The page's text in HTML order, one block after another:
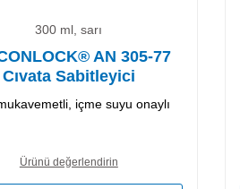
300 ml, sarı
AN 305-77
Cıvata Sabitleyici
içme suyu onaylı
Ürünü değerlendirin